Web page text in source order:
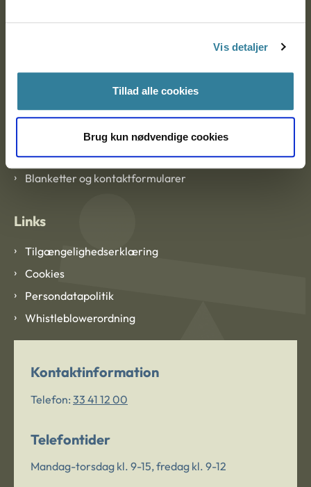
Vis detaljer
Tillad alle cookies
Brug kun nødvendige cookies
CVR: 1007 4002
Om Ankestyrelsen
Om Ankestyrelsen
Blanketter og kontaktformularer
Links
Tilgængelighedserklæring
Cookies
Persondatapolitik
Whistleblowerordning
Kontaktinformation
Telefon: 33 41 12 00
Telefontider
Mandag-torsdag kl. 9-15, fredag kl. 9-12